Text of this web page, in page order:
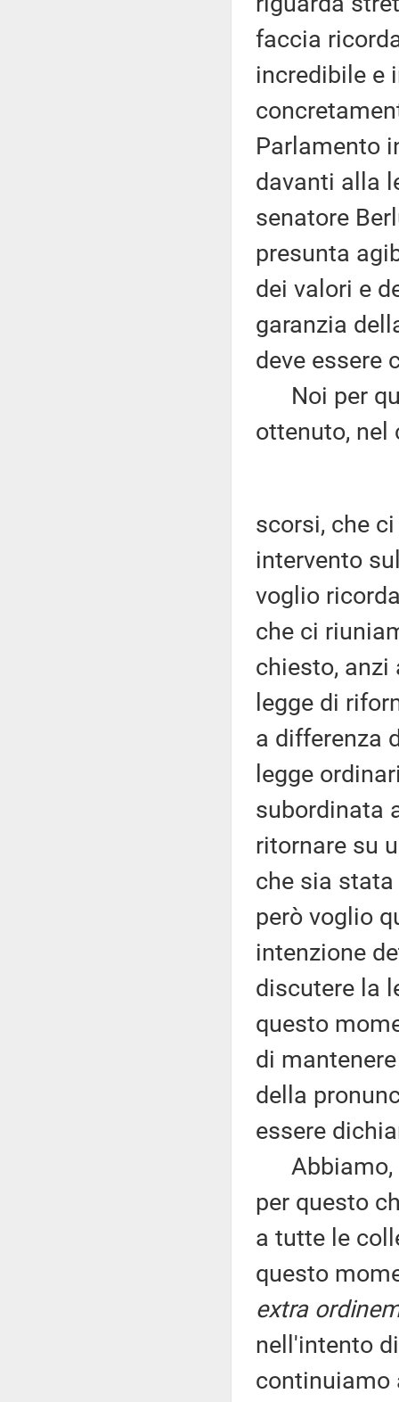
faccia
incredibile e
Parlamento
davanti alla
senatore
presunta
dei valori e
garanzia
deve essere
Noi per
ottenuto, nel
scorsi, che
intervento
voglio
che ci
chiesto, anzi
legge di
a differenza
legge
subordinata
ritornare su
che sia
però voglio
intenzione
discutere la
questo
di
della
essere
Abbiamo,
per questo
a tutte le
questo
extra
nell'intento
continuiamo